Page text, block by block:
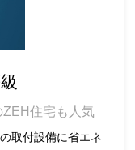
住宅も人気
取付設備に省エネ